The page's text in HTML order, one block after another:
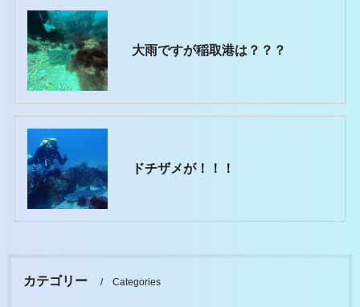
大雨ですが稲取港は？？？
ドチザメが！！！
カテゴリー Categories